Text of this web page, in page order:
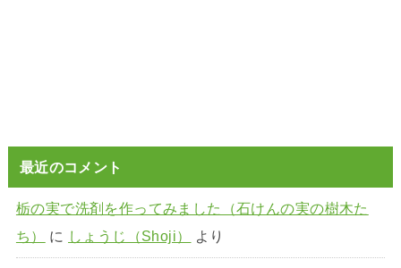
最近のコメント
栃の実で洗剤を作ってみました（石けんの実の樹木た
ち）
に しょうじ（Shoji） より